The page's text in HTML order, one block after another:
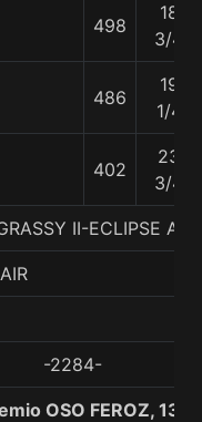
498
18
3/4
486
19
1/4
402
23
3/4
II-ECLIPSE
-2284-
OSO FEROZ,